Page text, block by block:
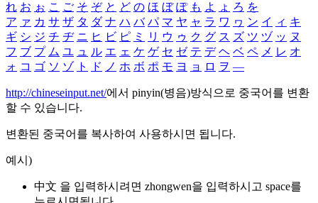
れ お ぉ こ ご そ ぞ と ど の ほ ぼ ぽ も よ ょ ろ を
ア ァ カ サ ザ タ ダ ナ ハ バ パ マ ヤ ャ ラ ワ ヮ ン イ ィ キ
ギ シ ジ チ ヂ ニ ヒ ビ ピ ミ リ ウ ゥ ク グ ス ズ ツ ヅ ッ ヌ
フ ブ プ ム ユ ュ ル エ ェ ケ ゲ セ ゼ テ デ ヘ ベ ペ メ レ オ
ォ コ ゴ ソ ゾ ト ド ノ ホ ボ ポ モ ヨ ョ ロ ヲ ―
http://chineseinput.net/에서 pinyin(병음)방식으로 중국어를 변환
할 수 있습니다.
변환된 중국어를 복사하여 사용하시면 됩니다.
예시)
中文 을 입력하시려면 zhongwen을 입력하시고 space를